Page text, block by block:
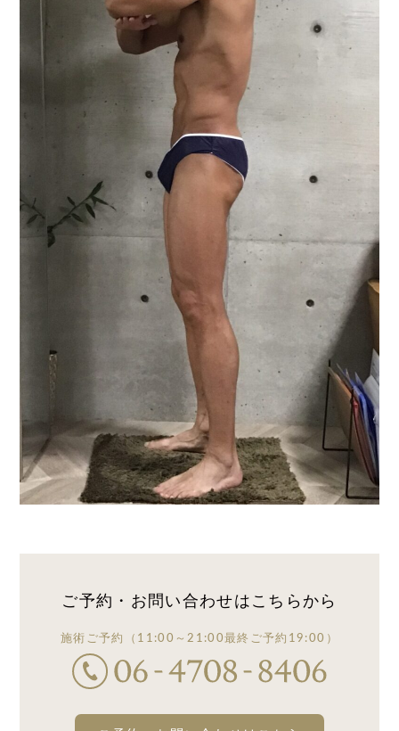
ご予約・お問い合わせはこちらから
施術ご予約 （11:00～21:00最終ご予約19:00）